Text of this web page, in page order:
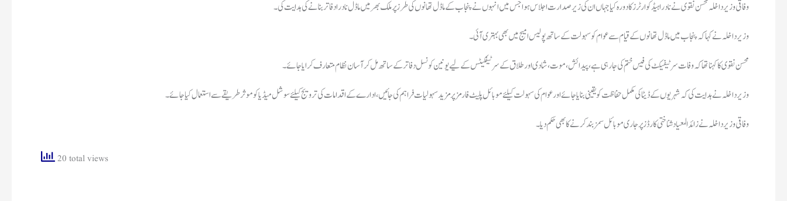
وزیر داخلہ نے کہا کہ پنجاب میں ماڈل تھانوں کے قیام سے عوام کو سہولت کے ساتھ پولیس امیج میں بھی بہتری آئی۔
محسن نقوی کا کہنا تھا کہ وفات سرٹیفیکٹ کی فیس ختم کی جا رہی ہے ، پیدائش، موت، شادی اور طلاق کے سرٹیفکیٹس کے لیے یونین کونسل دفاتر کے ساتھ مل کر آسان نظام متعارف کرایا جائے۔
وفاقی وزیر داخلہ نے زائد المعیاد شناختی کارڈز پر جاری موبائل سمز بند کرنے کا بھی حکم دیا۔
20 total views